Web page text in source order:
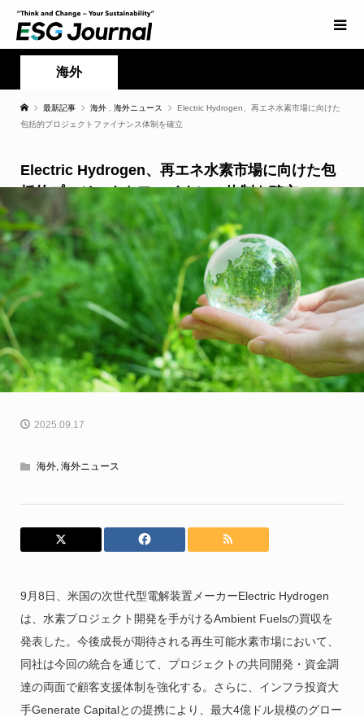
海外
最新記事 海外 海外ニュース
Electric Hydrogen、再エネ水素市場に向けた
包括的プロジェクトファイナンス体制を確立
Electric Hydrogen、再エネ水素市場に向けた包
括的プロジェクトファイナンス体制を確立
2025.09.17
海外, 海外ニュース
9月8日、米国の次世代型電解装置メーカーElectric Hydrogen
は、水素プロジェクト開発を手がけるAmbient Fuelsの買収を
発表した。今後成長が期待される再生可能水素市場において、
同社は今回の統合を通じて、プロジェクトの共同開発・資金調
達の両面で顧客支援体制を強化する。さらに、インフラ投資大
手Generate Capitalとの提携により、最大4億ドル規模のグロー